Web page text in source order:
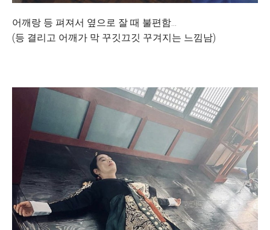
어깨랑 등 펴져서 옆으로 잘 때 불편함...
(등 결리고 어깨가 막 꾸깃끄깃 꾸겨지는 느낌남)